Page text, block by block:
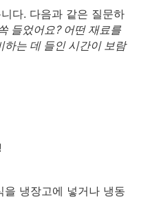
다. 다음과 같은 질문하
들었어요? 어떤 재료를
하는 데 들인 시간이 보람
냉장고에 넣거나 냉동